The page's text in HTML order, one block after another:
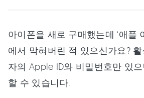
아이폰을 새로 구매했는데 ‘애플
에서 막혀버린 적 있으신가요?
자의 Apple ID와 비밀번호만 있
할 수 있습니다.